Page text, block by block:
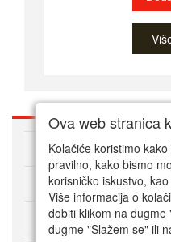
O nama
Kako kupovati online
Korisnički servis
Ova web stranica
Kolačiće koristimo
pravilno, kako bismo
korisničko iskustvo,
Više informacija o
dobiti klikom na dugme
dugme "Slažem se" ili